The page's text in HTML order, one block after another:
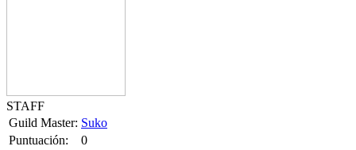
STAFF
Guild Master: Suko
Puntuación:
0